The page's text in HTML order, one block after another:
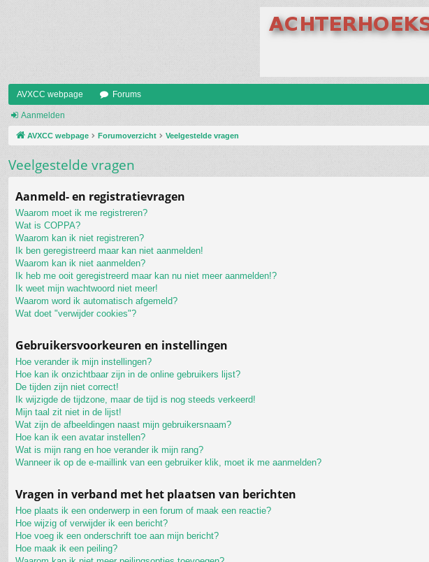
AVXCC webpage Forums
Aanmelden
AVXCC webpage Forumoverzicht Veelgestelde vragen
Veelgestelde vragen
Aanmeld- en registratievragen
Waarom moet ik me registreren?
Wat is COPPA?
Waarom kan ik niet registreren?
Ik ben geregistreerd maar kan niet aanmelden!
Waarom kan ik niet aanmelden?
Ik heb me ooit geregistreerd maar kan nu niet meer aanmelden!?
Ik weet mijn wachtwoord niet meer!
Waarom word ik automatisch afgemeld?
Wat doet "verwijder cookies"?
Gebruikersvoorkeuren en instellingen
Hoe verander ik mijn instellingen?
Hoe kan ik onzichtbaar zijn in de online gebruikers lijst?
De tijden zijn niet correct!
Ik wijzigde de tijdzone, maar de tijd is nog steeds verkeerd!
Mijn taal zit niet in de lijst!
Wat zijn de afbeeldingen naast mijn gebruikersnaam?
Hoe kan ik een avatar instellen?
Wat is mijn rang en hoe verander ik mijn rang?
Wanneer ik op de e-maillink van een gebruiker klik, moet ik me aanmelden?
Vragen in verband met het plaatsen van berichten
Hoe plaats ik een onderwerp in een forum of maak een reactie?
Hoe wijzig of verwijder ik een bericht?
Hoe voeg ik een onderschrift toe aan mijn bericht?
Hoe maak ik een peiling?